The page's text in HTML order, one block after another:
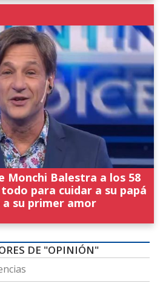
Monchi Balestra a los 58
para cuidar a su papá
su primer amor
DE "OPINIÓN"